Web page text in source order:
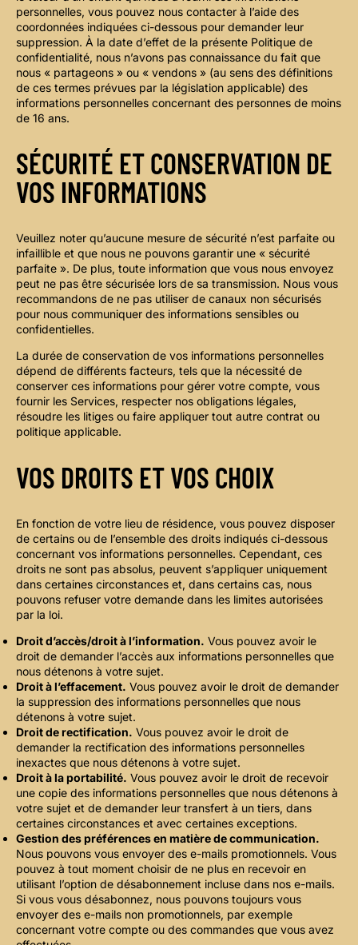
personnelles, vous pouvez nous contacter à l’aide des
coordonnées indiquées ci-dessous pour demander leur
suppression. À la date d’effet de la présente Politique de
confidentialité, nous n’avons pas connaissance du fait que
nous « partageons » ou « vendons » (au sens des définitions
de ces termes prévues par la législation applicable) des
informations personnelles concernant des personnes de moins
de 16 ans.
SÉCURITÉ ET CONSERVATION DE
VOS INFORMATIONS
Veuillez noter qu’aucune mesure de sécurité n’est parfaite ou
infaillible et que nous ne pouvons garantir une « sécurité
parfaite ». De plus, toute information que vous nous envoyez
peut ne pas être sécurisée lors de sa transmission. Nous vous
recommandons de ne pas utiliser de canaux non sécurisés
pour nous communiquer des informations sensibles ou
confidentielles.
La durée de conservation de vos informations personnelles
dépend de différents facteurs, tels que la nécessité de
conserver ces informations pour gérer votre compte, vous
fournir les Services, respecter nos obligations légales,
résoudre les litiges ou faire appliquer tout autre contrat ou
politique applicable.
VOS DROITS ET VOS CHOIX
En fonction de votre lieu de résidence, vous pouvez disposer
de certains ou de l’ensemble des droits indiqués ci-dessous
concernant vos informations personnelles. Cependant, ces
droits ne sont pas absolus, peuvent s’appliquer uniquement
dans certaines circonstances et, dans certains cas, nous
pouvons refuser votre demande dans les limites autorisées
par la loi.
Droit d’accès/droit à l’information. Vous pouvez avoir le
droit de demander l’accès aux informations personnelles que
nous détenons à votre sujet.
Droit à l’effacement. Vous pouvez avoir le droit de demander
la suppression des informations personnelles que nous
détenons à votre sujet.
Droit de rectification. Vous pouvez avoir le droit de
demander la rectification des informations personnelles
inexactes que nous détenons à votre sujet.
Droit à la portabilité. Vous pouvez avoir le droit de recevoir
une copie des informations personnelles que nous détenons à
votre sujet et de demander leur transfert à un tiers, dans
certaines circonstances et avec certaines exceptions.
Gestion des préférences en matière de communication.
Nous pouvons vous envoyer des e-mails promotionnels. Vous
pouvez à tout moment choisir de ne plus en recevoir en
utilisant l’option de désabonnement incluse dans nos e-mails.
Si vous vous désabonnez, nous pouvons toujours vous
envoyer des e-mails non promotionnels, par exemple
concernant votre compte ou des commandes que vous avez